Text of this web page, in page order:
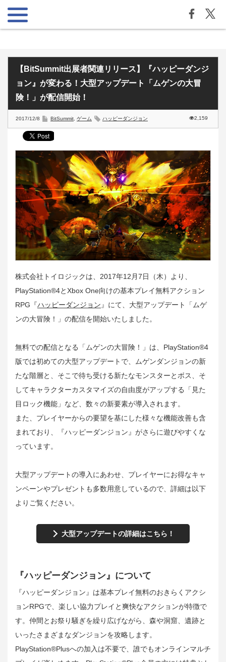
【BitSummit出展者関連リリース】『ハッピーダンジ
ョン』が変わる！大型アップデート「ムゲンの大冒
険！」が配信開始！
2017/12/8 BitSummit ゲーム ハッピーダンジョン 2,159
株式会社トイロジックは、2017年12月7日（木）より、
PlayStation®4とXbox One向けの基本プレイ無料アクション
RPG『ハッピーダンジョン 』にて、大型アップデート「ムゲ
ンの大冒険！」の配信を開始いたしました。
無料での配信となる「ムゲンの大冒険！」は、PlayStation®4
版では初めての大型アップデートで、ムゲンダンジョンの新
たな階層と、そこで待ち受ける新たなモンスターとボス、そ
してキャラクターカスタマイズの自由度がアップする「見た
目ロック機能」など、数々の新要素が導入されます。
また、プレイヤーからの要望を基にした様々な機能改善も含
まれており、『ハッピーダンジョン』がさらに遊びやすくな
っています。
大型アップデートの導入にあわせ、プレイヤーにお得なキャ
ンペーンやプレゼントも多数用意しているので、詳細は以下
よりご覧ください。
大型アップデートの詳細はこちら！
『ハッピーダンジョン』について
『ハッピーダンジョン』は基本プレイ無料のおきらくアクシ
ョンRPGで、楽しい協力プレイと爽快なアクションが特徴で
す。仲間とお祭り騒ぎを繰り広げながら、森や洞窟、遺跡と
いったさまざまなダンジョンを攻略します。
PlayStation®Plusへの加入は不要で、誰でもオンラインマルチ